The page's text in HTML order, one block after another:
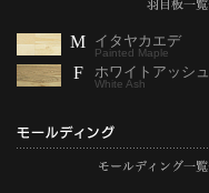
M イタヤカエデ
Painted Maple
F ホワイトアッシュ
White Ash